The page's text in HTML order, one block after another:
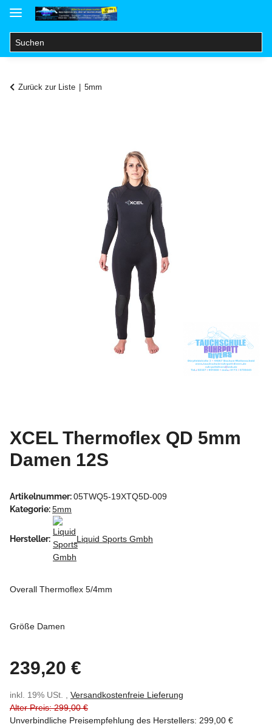
Zurück zur Liste 5mm
XCEL Thermoflex QD 5mm
Damen 12S
Artikelnummer:05TWQ5-19XTQ5D-009
Kategorie:5mm
Hersteller: Liquid Sports Gmbh
Overall Thermoflex 5/4mm
Größe Damen
239,20 €
inkl. 19% USt. , Versandkostenfreie Lieferung
Alter Preis: 299,00 €
Unverbindliche Preisempfehlung des Herstellers: 299,00 €